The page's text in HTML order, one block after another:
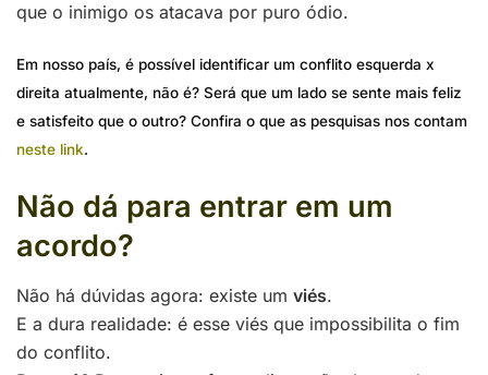
que o inimigo os atacava por puro ódio.
Em nosso país, é possível identificar um conflito esquerda x
direita atualmente, não é? Será que um lado se sente mais feliz
e satisfeito que o outro? Confira o que as pesquisas nos contam
neste link.
Não dá para entrar em um
acordo?
Não há dúvidas agora: existe um viés.
E a dura realidade: é esse viés que impossibilita o fim
do conflito.